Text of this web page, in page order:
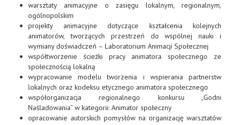
warsztaty animacyjne o zasięgu lokalnym, regionalnym,
ogólnopolskim
projekty animacyjne dotyczące kształcenia kolejnych
animatorów, tworzących przestrzeń do wspólnej nauki i
wymiany doświadczeń – Laboratorium Animacji Społecznej
współtworzenie ścieżki pracy animatora społecznego ze
społecznością lokalną
wypracowanie modelu tworzenia i wspierania partnerstw
lokalnych oraz kodeksu etycznego animatora społecznego
współorganizacja regionalnego konkursu „Godni
Naśladowania” w kategorii: Animator społeczny
opracowanie autorskich pomysłów na organizację warsztatów